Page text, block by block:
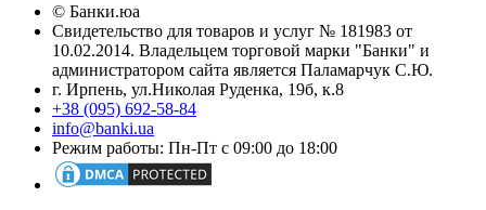
© Банки.юа
Свидетельство для товаров и услуг № 181983 от
10.02.2014. Владельцем торговой марки "Банки" и
администратором сайта является Паламарчук С.Ю.
г. Ирпень, ул.Николая Руденка, 19б, к.8
+38 (095) 692-58-84
info@banki.ua
Режим работы: Пн-Пт с 09:00 до 18:00